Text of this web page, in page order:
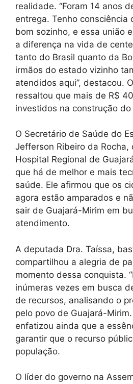
realidade. “Foram 14 anos
entrega. Tenho consciência
bom sozinho, e essa união
a diferença na vida de
tanto do Brasil quanto da
irmãos do estado vizinho
atendidos aqui”, destacou.
ressaltou que mais de R$
investidos na construção
O Secretário de Saúde do
Jefferson Ribeiro da Rocha,
Hospital Regional de
que há de melhor e mais
saúde. Ele afirmou que os
agora estão amparados e
sair de Guajará-Mirim em
atendimento.
A deputada Dra. Taíssa,
compartilhou a alegria de
momento dessa conquista.
inúmeras vezes em busca
de recursos, analisando o
pelo povo de Guajará-
enfatizou ainda que a
garantir que o recurso
população.
O líder do governo na